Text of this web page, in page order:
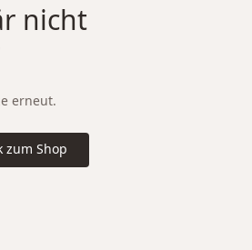
nicht
erneut.
zum Shop